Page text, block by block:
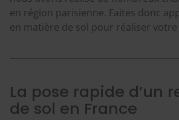
en région parisienne. Faites donc
en matière de sol pour réaliser
La pose rapide d’un
de sol en France